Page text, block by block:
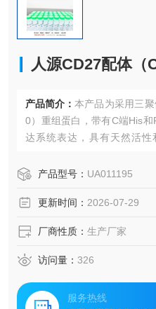
人源CD27配体（
产品简介： 本产品为采用三
0）重组蛋白，带有C端His
达系统表达，具有天然活性
产品型号： UA011195
更新时间： 2026-07-29
厂商性质： 生产厂家
访问量： 326
服务热线